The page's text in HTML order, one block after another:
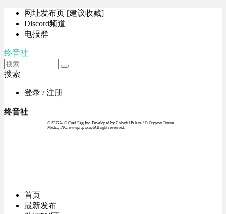
网址发布页 [建议收藏]
Discord频道
电报群
终音社
搜索
登录 / 注册
终音社
© SEGA / © Craft Egg Inc. Developed by Colorful Palette / © Crypton Future
Media, INC. www.piapro.netAll rights reserved.
首页
最新发布